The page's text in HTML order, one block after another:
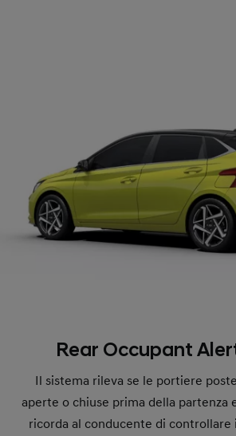
Rear Occupant
Il sistema rileva se le portiere
aperte o chiuse prima della partenza
ricorda al conducente di controllare